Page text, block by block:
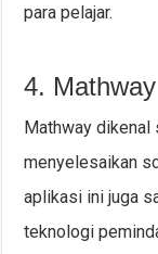
para pelajar.
4. Mathway
Mathway dikenal
menyelesaikan
aplikasi ini juga
teknologi